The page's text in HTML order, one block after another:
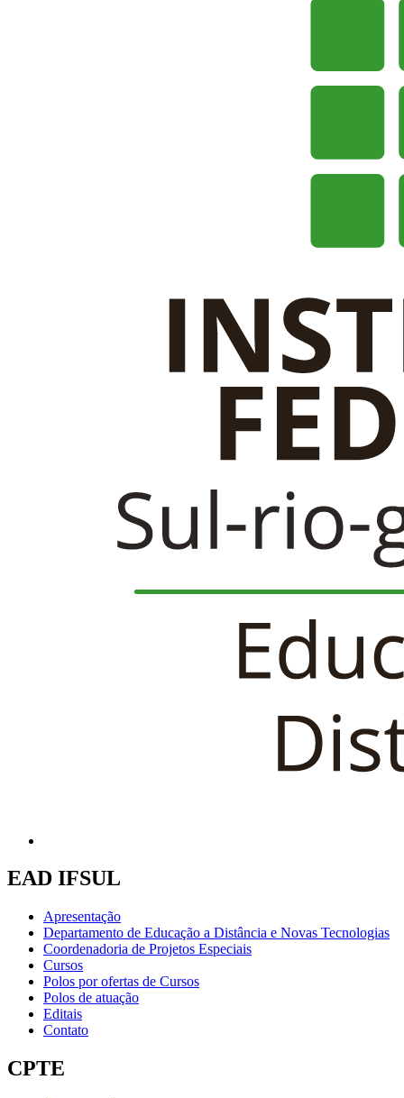
EAD IFSUL
Apresentação
Departamento de Educação a Distância e Novas Tecnologias
Coordenadoria de Projetos Especiais
Cursos
Polos por ofertas de Cursos
Polos de atuação
Editais
Contato
CPTE